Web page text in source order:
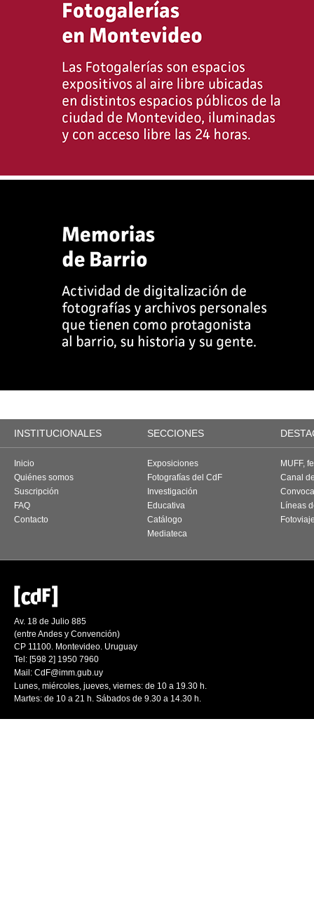
INSTITUCIONALES SECCIONES
Inicio
Quiénes somos
Suscripción
FAQ
Contacto
Exposiciones
Fotografías del CdF
Investigación
Educativa
Catálogo
Mediateca
MUFF,
Canal
Líneas
Av. 18 de Julio 885
(entre Andes y Convención)
CP 11100. Montevideo. Uruguay
Tel: [598 2] 1950 7960
Mail: CdF@imm.gub.uy
Lunes, miércoles, jueves, viernes: de 10 a 19.30 h.
Martes: de 10 a 21 h. Sábados de 9.30 a 14.30 h.